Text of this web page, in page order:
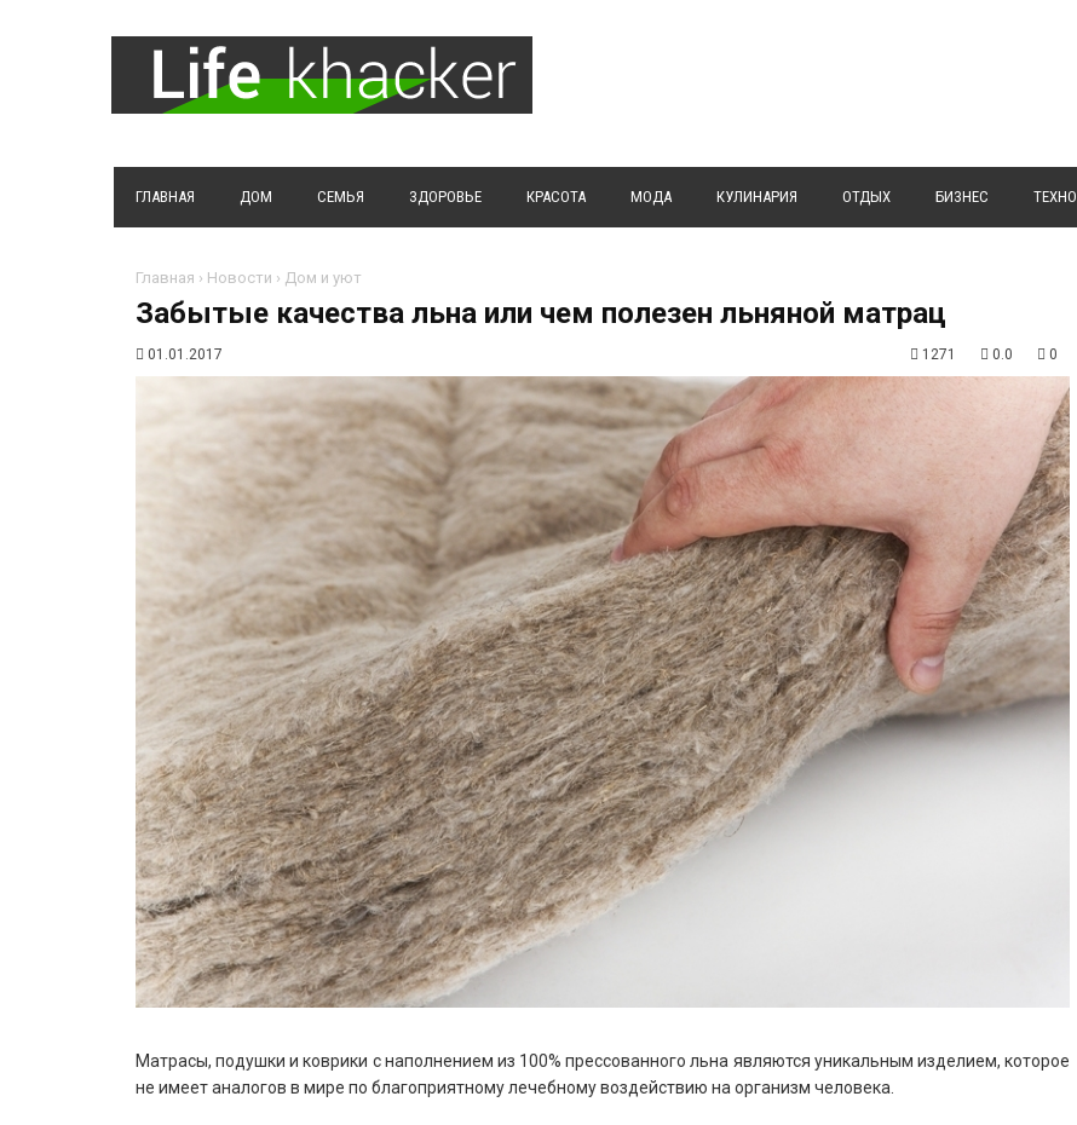
ГЛАВНАЯ ДОМ СЕМЬЯ ЗДОРОВЬЕ КРАСОТА МОДА КУЛИНАРИЯ ОТДЫХ БИЗНЕС ТЕХНО
Главная › Новости › Дом и уют
Забытые качества льна или чем полезен льняной матрац
01.01.2017 1271 0.0 0
Матрасы, подушки и коврики с наполнением из 100% преcсованного льна являются уникальным изделием, которое
не имеет аналогов в мире по благоприятному лечебному воздействию на организм человека.